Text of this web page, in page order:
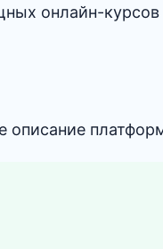
онлайн-курсов
описание